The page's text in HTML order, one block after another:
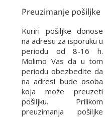
Preuzimanje pošiljke
Kuriri pošiljke donose
na adresu za isporuku u
periodu od 8-16 h.
Molimo Vas da u tom
periodu obezbedite da
na adresi bude osoba
koja može preuzeti
pošiljku. Prilikom
preuzimanja pošiljke